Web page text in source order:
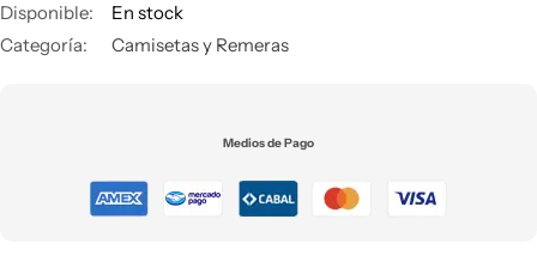
Disponible:
En stock
Categoría:
Camisetas y Remeras
Medios de Pago